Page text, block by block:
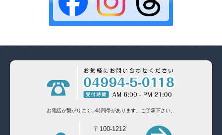
お電話が繋がりにくい時間帯があります。 ご了承下さい。
〒100-1212